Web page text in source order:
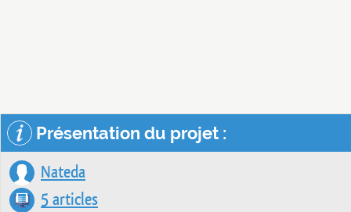
Présentation du projet :
Nateda
5 articles